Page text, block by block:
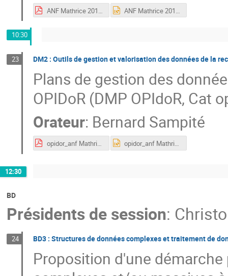
10:30
23 DM2 : Outils de gestion et valorisation des données de la
Plans de gestion des
OPIDoR (DMP OPIdoR, Cat
Orateur: Bernard Sampité
opidor_anf Mathrice_Marseille.pdf opidor_anf Mathrice_Marseille.pptx
12:30
BD
Présidents de session:
24 BD3 : Structures de données complexes et traitement de
Proposition d'une